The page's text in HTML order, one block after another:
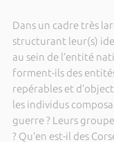
Dans un cadre très
structurant leur(s)
au sein de l’entité
forment-ils des
repérables et
les individus
guerre ? Leurs
? Qu’en est-il des